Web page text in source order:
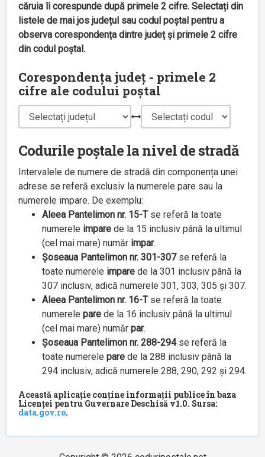
căruia îi corespunde după primele 2 cifre. Selectați din
listele de mai jos județul sau codul poștal pentru a
observa corespondența dintre județ și primele 2 cifre
din codul poștal.
Corespondența județ - primele 2
cifre ale codului poștal
Codurile poștale la nivel de stradă
Intervalele de numere de stradă din componența unei
adrese se referă exclusiv la numerele pare sau la
numerele impare. De exemplu:
Aleea Pantelimon nr. 15-Tse referă la toate
numerele impare de la 15 inclusiv până la ultimul
(cel mai mare) număr impar.
Șoseaua Pantelimon nr. 301-307se referă la
toate numerele impare de la 301 inclusiv până la
307 inclusiv, adică numerele 301, 303, 305 și 307.
Aleea Pantelimon nr. 16-Tse referă la toate
numerele pare de la 16 inclusiv până la ultimul
(cel mai mare) număr par.
Șoseaua Pantelimon nr. 288-294se referă la
toate numerele pare de la 288 inclusiv până la
294 inclusiv, adică numerele 288, 290, 292 și 294.
Această aplicație conține informații publice în baza
Licenței pentru Guvernare Deschisă v1.0. Sursa:
data.gov.ro.